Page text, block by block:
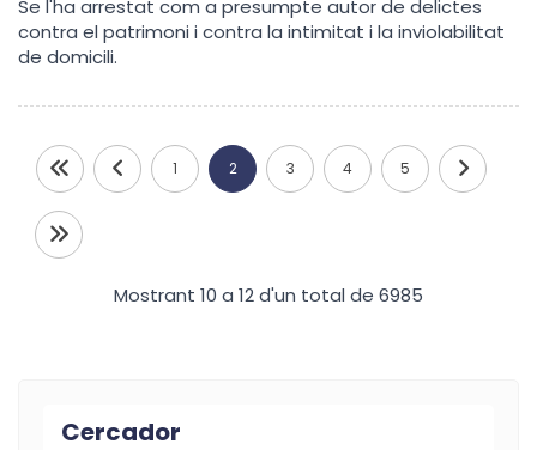
Se l'ha arrestat com a presumpte autor de delictes
contra el patrimoni i contra la intimitat i la inviolabilitat
de domicili.
1 2 3 4 5
Mostrant 10 a 12 d'un total de 6985
Cercador